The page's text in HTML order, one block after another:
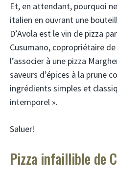
Et, en attendant, pourquoi
italien en ouvrant une
D’Avola est le vin de pizza
Cusumano, copropriétaire
l’associer à une pizza
saveurs d’épices à la prune
ingrédients simples et
intemporel ».
Saluer!
Pizza infaillible de